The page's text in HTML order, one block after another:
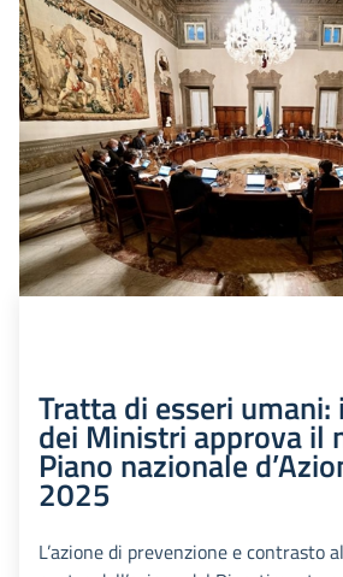
Tratta di esseri umani:
dei Ministri approva il
Piano nazionale
2025
L’azione di prevenzione e contrasto